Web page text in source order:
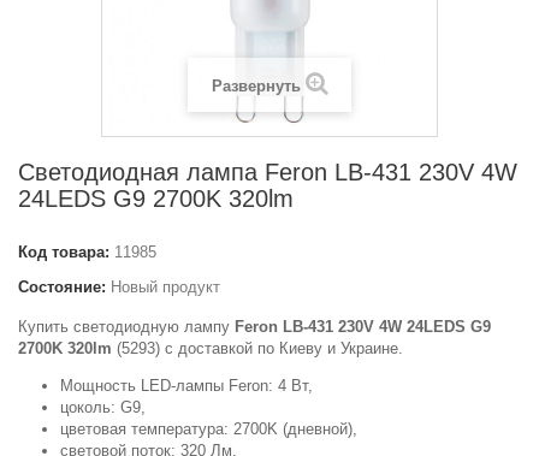
Развернуть
Светодиодная лампа Feron LB-431 230V 4W
24LEDS G9 2700K 320lm
Код товара: 11985
Состояние: Новый продукт
Купить светодиодную лампу Feron LB-431 230V 4W 24LEDS G9
2700K 320lm (5293) с доставкой по Киеву и Украине.
Мощность LED-лампы Feron: 4 Вт,
цоколь: G9,
цветовая температура: 2700K (дневной),
световой поток: 320 Лм,